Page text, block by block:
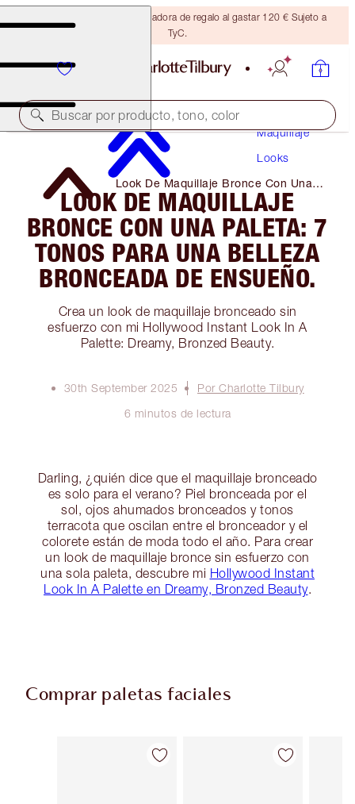
Consigue una brocha bronceadora de regalo al gastar 120 € Sujeto a
TyC.
Buscar por producto, tono, color
Maquillaje
Looks
Look De Maquillaje Bronce Con Una
Paleta: 7 Tonos Para Una Belleza
Bronceada De Ensueño.
LOOK DE MAQUILLAJE
BRONCE CON UNA PALETA: 7
TONOS PARA UNA BELLEZA
BRONCEADA DE ENSUEÑO.
Crea un look de maquillaje bronceado sin
esfuerzo con mi Hollywood Instant Look In A
Palette: Dreamy, Bronzed Beauty.
30th September 2025
Por Charlotte Tilbury
6 minutos de lectura
Darling, ¿quién dice que el maquillaje bronceado
es solo para el verano? Piel bronceada por el
sol, ojos ahumados bronceados y tonos
terracota que oscilan entre el bronceador y el
colorete están de moda todo el año. Para crear
un look de maquillaje bronce sin esfuerzo con
una sola paleta, descubre mi Hollywood Instant
Look In A Palette en Dreamy, Bronzed Beauty.
Comprar paletas faciales
Artículo 1 de 7 Artículo 2 de 7